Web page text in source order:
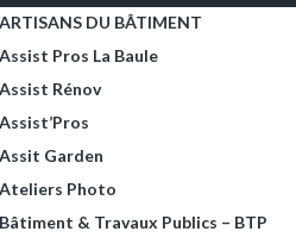
ARTISANS DU BÂTIMENT
Assist Pros La Baule
Assist Rénov
Assist’Pros
Assit Garden
Ateliers Photo
Bâtiment & Travaux Publics – BTP